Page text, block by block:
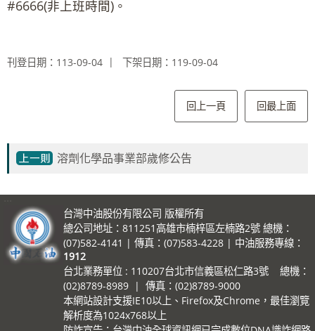
#6666(非上班時間)。
刊登日期：113-09-04 下架日期：119-09-04
回上一頁 回最上面
溶劑化學品事業部歲修公告
台灣中油股份有限公司 版權所有
總公司地址：811251高雄市楠梓區左楠路2號 總機：
(07)582-4141 | 傳真：(07)583-4228 | 中油服務專線：
1912
台北業務單位 : 110207台北市信義區松仁路3號 總機：
(02)8789-8989 | 傳真：(02)8789-9000
本網站設計支援IE10以上、Firefox及Chrome，最佳瀏覽
解析度為1024x768以上